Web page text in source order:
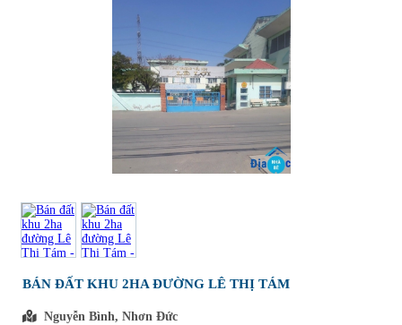
BÁN ĐẤT KHU 2HA ĐƯỜNG LÊ THỊ TÁM
Nguyễn Bình, Nhơn Đức